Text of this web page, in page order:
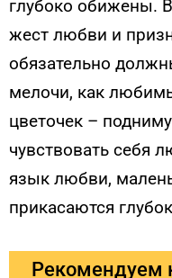
глубоко обижены.
жест любви и
обязательно
мелочи, как
цветочек –
чувствовать себя
язык любви,
прикасаются
Рекомендуем